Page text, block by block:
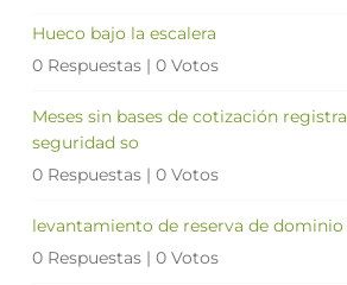
Hueco bajo la escalera
0 Respuestas | 0 Votos
Meses sin bases de cotización
seguridad so
0 Respuestas | 0 Votos
levantamiento de reserva de dominio
0 Respuestas | 0 Votos